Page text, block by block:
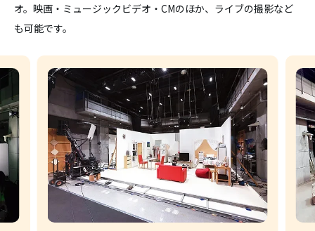
オ。映画・ミュージックビデオ・CMのほか、ライブの撮影など
も可能です。